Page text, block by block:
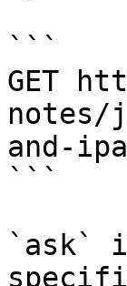
```
GET
notes/
and-
```
`ask`